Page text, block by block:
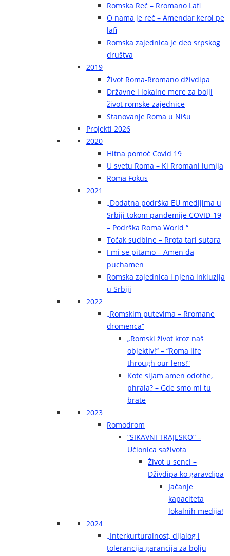
Romska Reč – Rromano Lafi
O nama je reč – Amendar kerol pe
lafi
Romska zajednica je deo srpskog
društva
2019
Život Roma-Rromano dživdipa
Državne i lokalne mere za bolji
život romske zajednice
Stanovanje Roma u Nišu
Projekti 2026
2020
Hitna pomoć Covid 19
U svetu Roma – Ki Rromani lumija
Roma Fokus
2021
„Dodatna podrška EU medijima u
Srbiji tokom pandemije COVID-19
– Podrška Roma World “
Točak sudbine – Rrota tari sutara
I mi se pitamo – Amen da
puchamen
Romska zajednica i njena inkluzija
u Srbiji
2022
„Romskim putevima – Rromane
dromenca“
„Romski život kroz naš
objektiv!“ – “Roma life
through our lens!”
Kote sijam amen odothe,
phrala? – Gde smo mi tu
brate
2023
Romodrom
“SIKAVNI TRAJESKO“ –
Učionica saživota
Život u senci –
Dživdipa ko garavdipa
Jačanje
kapaciteta
lokalnih medija!
2024
„Interkurturalnost, dijalog i
tolerancija garancija za bolju